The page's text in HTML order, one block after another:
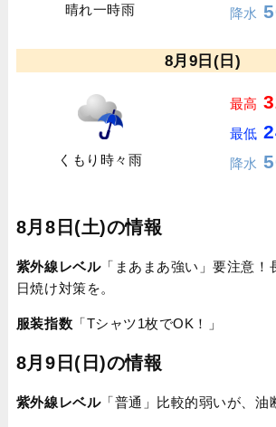
晴れ一時雨 降水
8月9日(日)
くもり時々雨
最高
最低
降水
8月8日(土)の情報
紫外線レベル「まあまあ強い」要注意！
日焼け対策を。
服装指数 「Tシャツ1枚でOK！」
8月9日(日)の情報
紫外線レベル「普通」比較的弱いが、油